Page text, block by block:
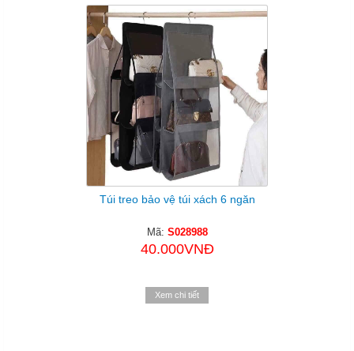
Túi treo bảo vệ túi xách 6 ngăn
Mã: S028988
40.000VNĐ
Xem chi tiết